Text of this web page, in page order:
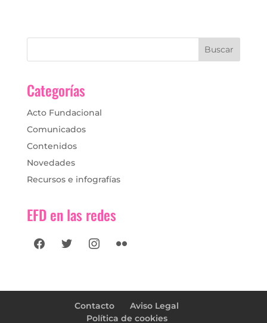
Categorías
Acto Fundacional
Comunicados
Contenidos
Novedades
Recursos e infografías
EFD en las redes
facebooktwitter instagram
flickr
Contacto
Aviso Legal
Política de cookies